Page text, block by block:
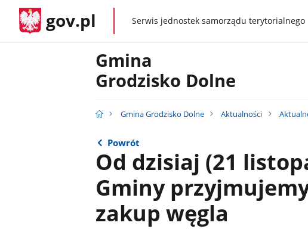
gov.pl gov.plSerwis jednostek samorządu terytorialnego
Gmina
Grodzisko Dolne
Gmina Grodzisko Dolne Aktualności
Powrót
Od dzisiaj (21
Gminy
zakup węgla